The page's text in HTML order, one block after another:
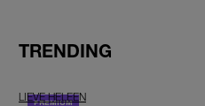
TRENDING
LIEVE HELEEN